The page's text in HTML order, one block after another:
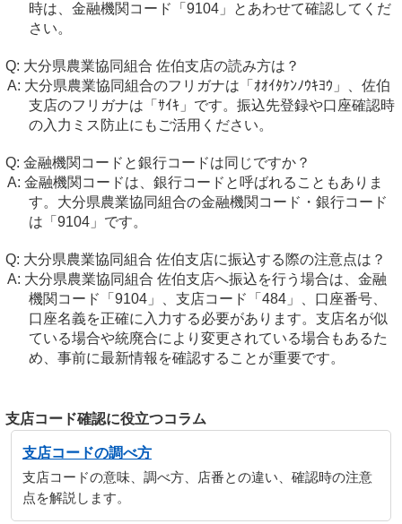
時は、金融機関コード「9104」とあわせて確認してくだ
さい。
大分県農業協同組合 佐伯支店の読み方は？
大分県農業協同組合のフリガナは「ｵｵｲﾀｹﾝﾉｳｷﾖｳ」、佐伯
支店のフリガナは「ｻｲｷ」です。振込先登録や口座確認時
の入力ミス防止にもご活用ください。
金融機関コードと銀行コードは同じですか？
金融機関コードは、銀行コードと呼ばれることもありま
す。大分県農業協同組合の金融機関コード・銀行コード
は「9104」です。
大分県農業協同組合 佐伯支店に振込する際の注意点は？
大分県農業協同組合 佐伯支店へ振込を行う場合は、金融
機関コード「9104」、支店コード「484」、口座番号、
口座名義を正確に入力する必要があります。支店名が似
ている場合や統廃合により変更されている場合もあるた
め、事前に最新情報を確認することが重要です。
支店コード確認に役立つコラム
支店コードの調べ方
支店コードの意味、調べ方、店番との違い、確認時の注意
点を解説します。